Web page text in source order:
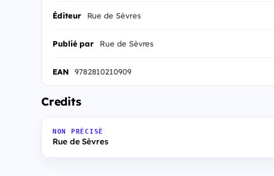
Éditeur Rue de Sèvres
Publié par Rue de Sèvres
EAN 9782810210909
Credits
NON PRÉCISÉ
Rue de Sèvres